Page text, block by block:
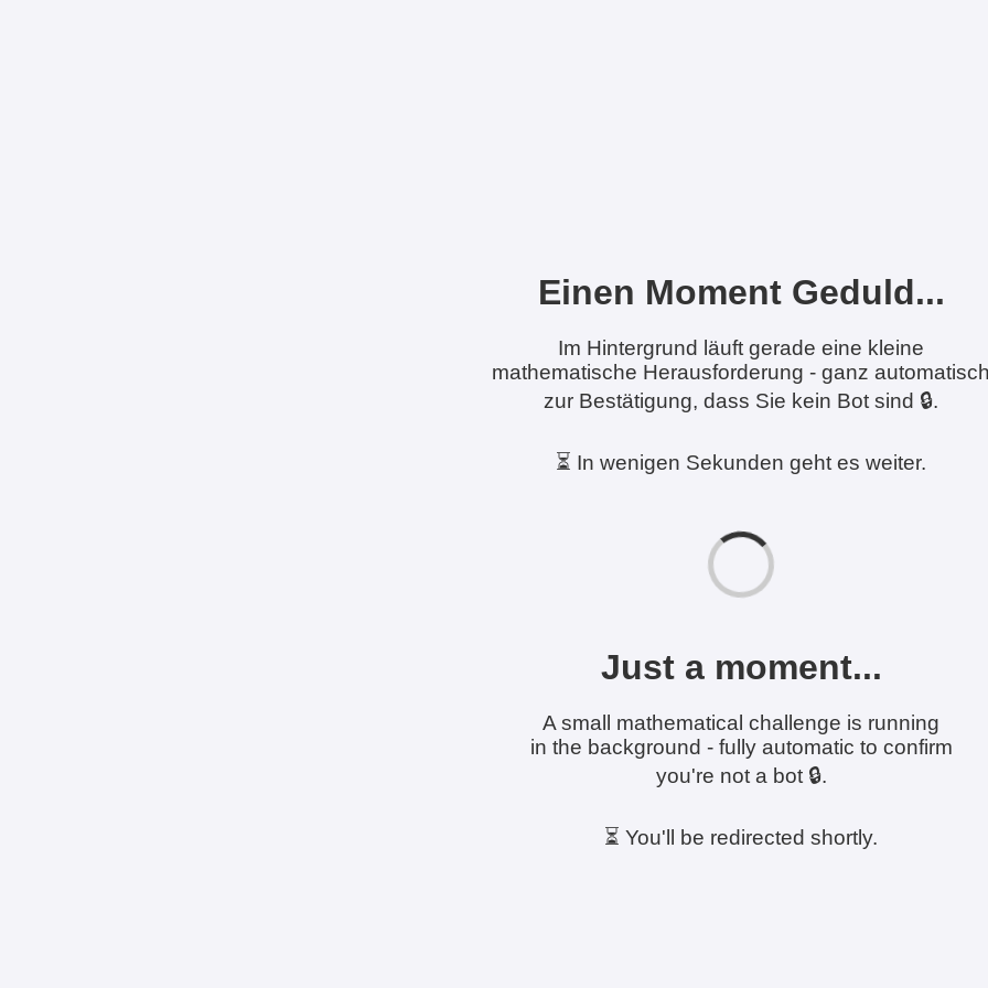
Einen Moment Geduld...
Im Hintergrund läuft gerade eine kleine
mathematische Herausforderung - ganz
zur Bestätigung, dass Sie kein Bot sind 🔒.
⏳ In wenigen Sekunden geht es weiter.
Just a moment...
A small mathematical challenge is running
in the background - fully automatic to confirm
you're not a bot 🔒.
⏳ You'll be redirected shortly.